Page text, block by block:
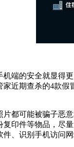
的安全就显得更
近期查杀的4款假
可能被骗子恶意
印件等物品，尽
、识别手机访问